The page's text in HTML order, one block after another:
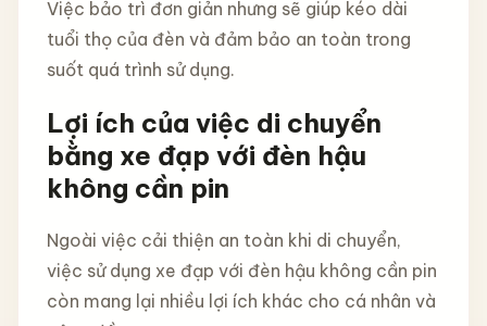
Việc bảo trì đơn giản nhưng sẽ giúp kéo dài
tuổi thọ của đèn và đảm bảo an toàn trong
suốt quá trình sử dụng.
Lợi ích của việc di chuyển
bằng xe đạp với đèn hậu
không cần pin
Ngoài việc cải thiện an toàn khi di chuyển,
việc sử dụng xe đạp với đèn hậu không cần pin
còn mang lại nhiều lợi ích khác cho cá nhân và